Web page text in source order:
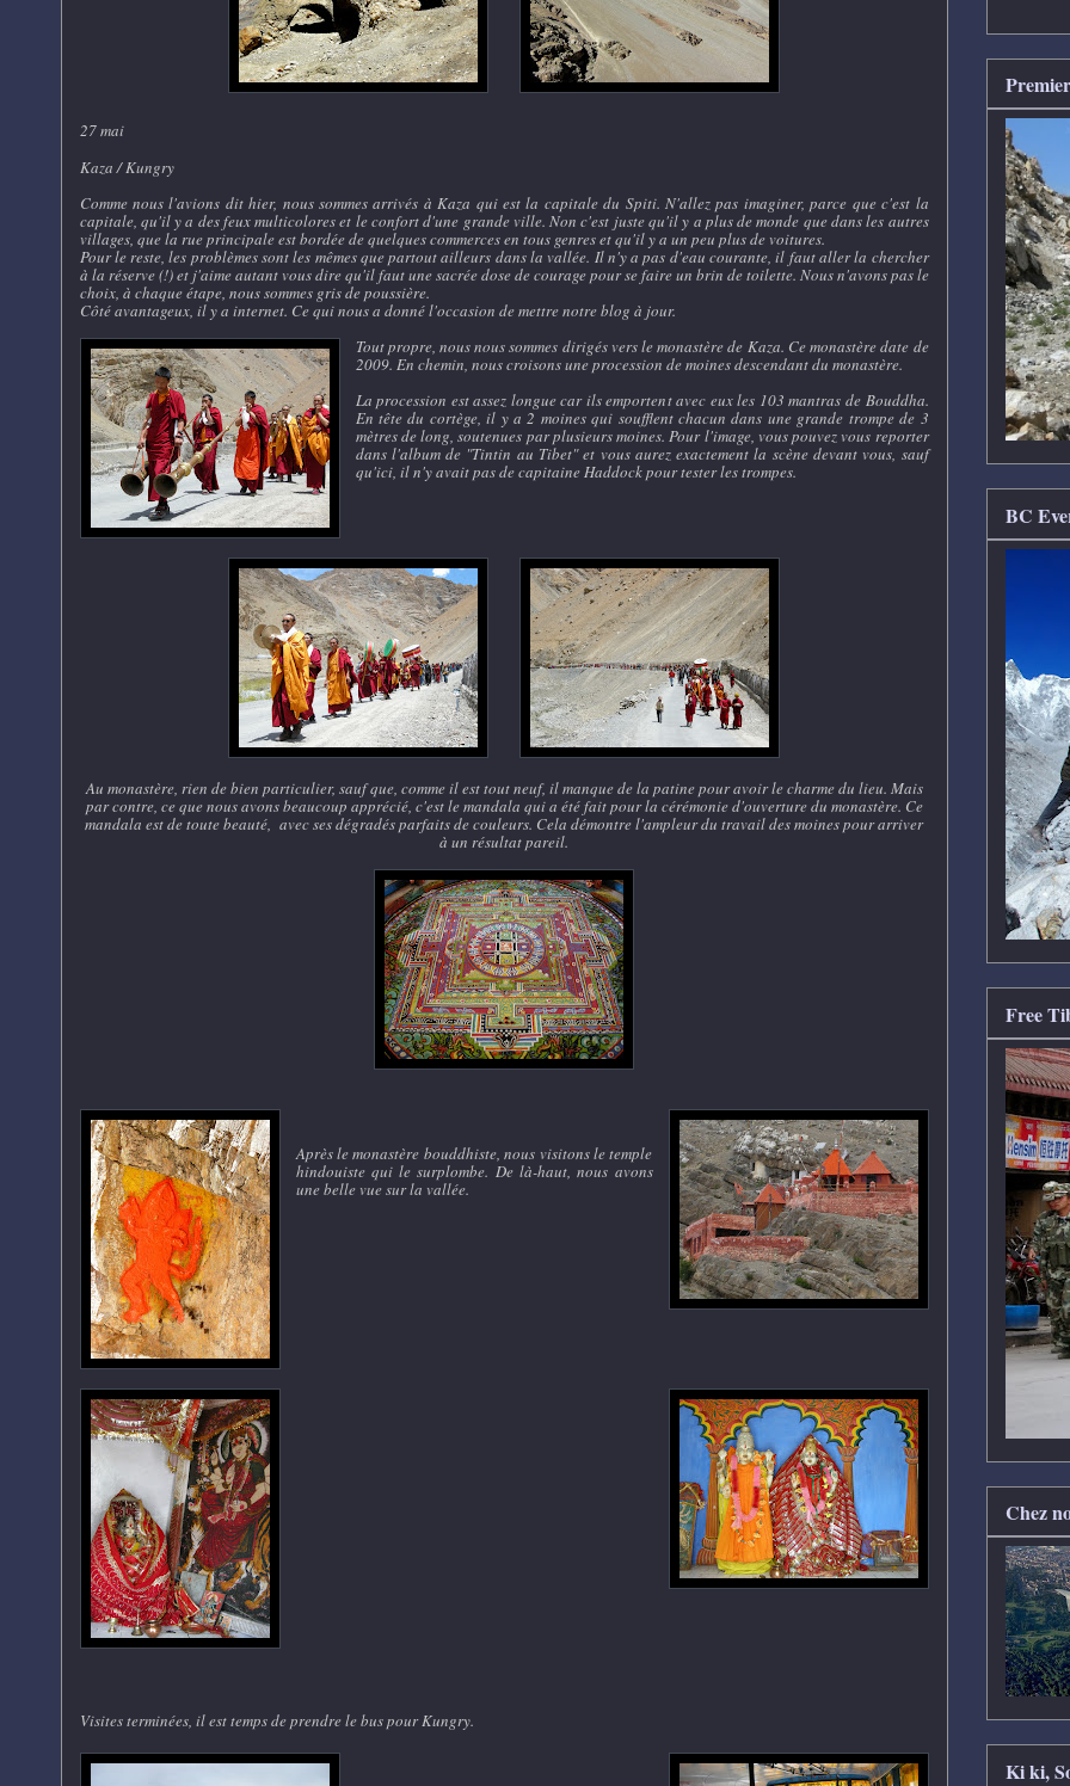
27 mai
Kaza / Kungry
Comme nous l'avions dit hier, nous sommes arrivés à Kaza qui est la capitale du Spiti. N'allez pas imaginer, parce que c'est la
capitale, qu'il y a des feux multicolores et le confort d'une grande ville. Non c'est juste qu'il y a plus de monde que dans les autres
villages, que la rue principale est bordée de quelques commerces en tous genres et qu'il y a un peu plus de voitures.
Pour le reste, les problèmes sont les mêmes que partout ailleurs dans la vallée. Il n'y a pas d'eau courante, il faut aller la chercher
à la réserve (!) et j'aime autant vous dire qu'il faut une sacrée dose de courage pour se faire un brin de toilette. Nous n'avons pas le
choix, à chaque étape, nous sommes gris de poussière.
Côté avantageux, il y a internet. Ce qui nous a donné l'occasion de mettre notre blog à jour.
Tout propre, nous nous sommes dirigés vers le monastère de Kaza. Ce monastère date de
2009. En chemin, nous croisons une procession de moines descendant du monastère.
La procession est assez longue car ils emportent avec eux les 103 mantras de Bouddha.
En tête du cortège, il y a 2 moines qui soufflent chacun dans une grande trompe de 3
mètres de long, soutenues par plusieurs moines. Pour l'image, vous pouvez vous reporter
dans l'album de "Tintin au Tibet" et vous aurez exactement la scène devant vous, sauf
qu'ici, il n'y avait pas de capitaine Haddock pour tester les trompes.
Au monastère, rien de bien particulier, sauf que, comme il est tout neuf, il manque de la patine pour avoir le charme du lieu. Mais
par contre, ce que nous avons beaucoup apprécié, c'est le mandala qui a été fait pour la cérémonie d'ouverture du monastère. Ce
mandala est de toute beauté, avec ses dégradés parfaits de couleurs. Cela démontre l'ampleur du travail des moines pour arriver
à un résultat pareil.
Après le monastère bouddhiste, nous visitons le temple
hindouiste qui le surplombe. De là-haut, nous avons
une belle vue sur la vallée.
Visites terminées, il est temps de prendre le bus pour Kungry.
BC
Free
Chez
Ki ki,